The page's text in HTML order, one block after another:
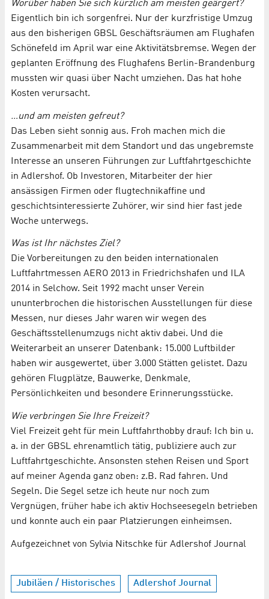
Worüber haben Sie sich kürzlich am meisten geärgert?
Eigentlich bin ich sorgenfrei. Nur der kurzfristige Umzug
aus den bisherigen GBSL Geschäftsräumen am Flughafen
Schönefeld im April war eine Aktivitätsbremse. Wegen der
geplanten Eröffnung des Flughafens Berlin-Brandenburg
mussten wir quasi über Nacht umziehen. Das hat hohe
Kosten verursacht.
…und am meisten gefreut?
Das Leben sieht sonnig aus. Froh machen mich die
Zusammenarbeit mit dem Standort und das ungebremste
Interesse an unseren Führungen zur Luftfahrtgeschichte
in Adlershof. Ob Investoren, Mitarbeiter der hier
ansässigen Firmen oder flugtechnikaffine und
geschichtsinteressierte Zuhörer, wir sind hier fast jede
Woche unterwegs.
Was ist Ihr nächstes Ziel?
Die Vorbereitungen zu den beiden internationalen
Luftfahrtmessen AERO 2013 in Friedrichshafen und ILA
2014 in Selchow. Seit 1992 macht unser Verein
ununterbrochen die historischen Ausstellungen für diese
Messen, nur dieses Jahr waren wir wegen des
Geschäftsstellenumzugs nicht aktiv dabei. Und die
Weiterarbeit an unserer Datenbank: 15.000 Luftbilder
haben wir ausgewertet, über 3.000 Stätten gelistet. Dazu
gehören Flugplätze, Bauwerke, Denkmale,
Persönlichkeiten und besondere Erinnerungsstücke.
Wie verbringen Sie Ihre Freizeit?
Viel Freizeit geht für mein Luftfahrthobby drauf: Ich bin u.
a. in der GBSL ehrenamtlich tätig, publiziere auch zur
Luftfahrtgeschichte. Ansonsten stehen Reisen und Sport
auf meiner Agenda ganz oben: z.B. Rad fahren. Und
Segeln. Die Segel setze ich heute nur noch zum
Vergnügen, früher habe ich aktiv Hochseesegeln betrieben
und konnte auch ein paar Platzierungen einheimsen.
Aufgezeichnet von Sylvia Nitschke für Adlershof Journal
Jubiläen / Historisches Adlershof Journal